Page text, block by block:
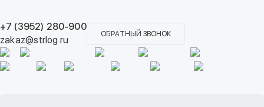
+7 (3952) 280-900
zakaz@strlog.ru
ОБРАТНЫЙ ЗВОНОК